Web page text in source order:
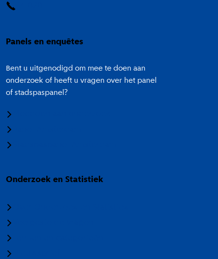
Panels en enquêtes
Bent u uitgenodigd om mee te doen aan
onderzoek of heeft u vragen over het panel
of stadspaspanel?
Onderzoek en Statistiek